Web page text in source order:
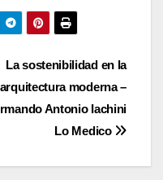
La sostenibilidad en la
arquitectura moderna –
Antonio Iachini
Lo Medico